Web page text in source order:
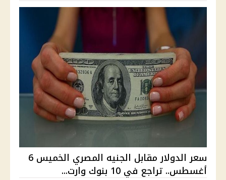
سعر الدولار مقابل الجنيه المصري الخميس 6
أغسطس.. تراجع في 10 بنوك وارت...